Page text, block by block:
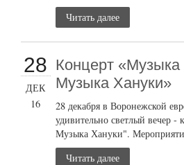
Читать далее
28
ДЕК
16
Концерт
Музыка Хануки»
28 декабря в Воронежской
удивительно светлый вечер
Музыка Хануки".
Читать далее